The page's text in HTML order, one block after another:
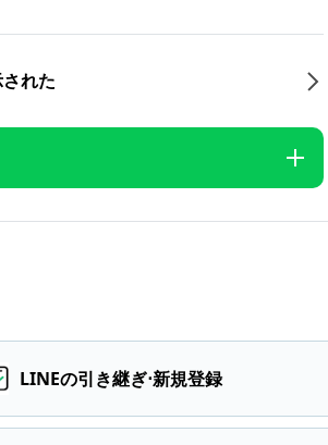
れた
LINEの引き継ぎ⋅新規登録